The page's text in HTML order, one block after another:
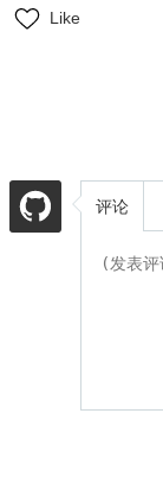
Like
评论